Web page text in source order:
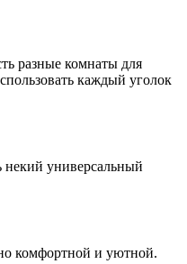
разные комнаты для
каждый уголок
некий универсальный
комфортной и уютной.